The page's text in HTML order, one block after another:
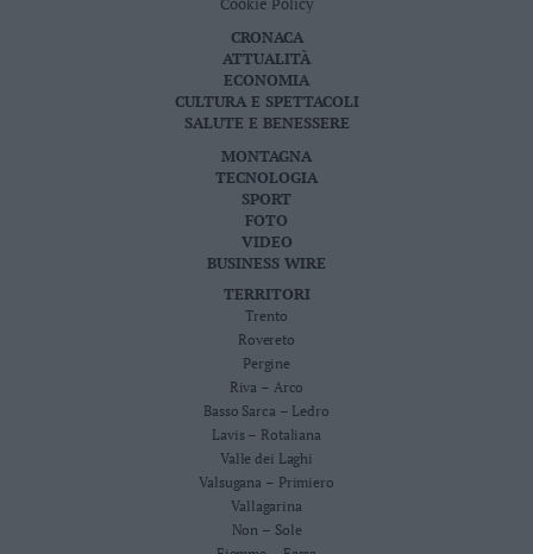
CRONACA
ATTUALITÀ
ECONOMIA
CULTURA E SPETTACOLI
SALUTE E BENESSERE
MONTAGNA
TECNOLOGIA
SPORT
FOTO
VIDEO
BUSINESS WIRE
TERRITORI
Trento
Rovereto
Pergine
Riva – Arco
Basso Sarca – Ledro
Lavis – Rotaliana
Valle dei Laghi
Valsugana – Primiero
Vallagarina
Non – Sole